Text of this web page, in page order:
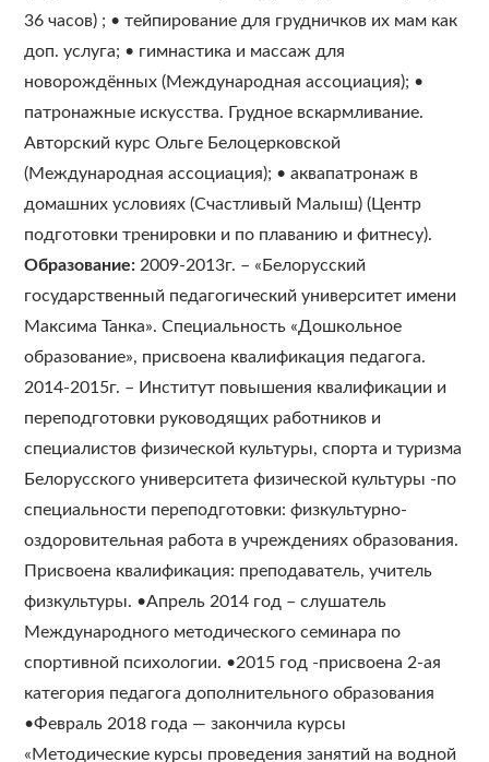
36 часов) ; • тейпирование для грудничков их мам как
доп. услуга; • гимнастика и массаж для
новорождённых (Международная ассоциация); •
патронажные искусства. Грудное вскармливание.
Авторский курс Ольге Белоцерковской
(Международная ассоциация); • аквапатронаж в
домашних условиях (Счастливый Малыш) (Центр
подготовки тренировки и по плаванию и фитнесу).
Образование: 2009-2013г. – «Белорусский
государственный педагогический университет имени
Максима Танка». Специальность «Дошкольное
образование», присвоена квалификация педагога.
2014-2015г. – Институт повышения квалификации и
переподготовки руководящих работников и
специалистов физической культуры, спорта и туризма
Белорусского университета физической культуры -по
специальности переподготовки: физкультурно-
оздоровительная работа в учреждениях образования.
Присвоена квалификация: преподаватель, учитель
физкультуры. •Апрель 2014 год – слушатель
Международного методического семинара по
спортивной психологии. •2015 год -присвоена 2-ая
категория педагога дополнительного образования
•Февраль 2018 года — закончила курсы
«Методические курсы проведения занятий на водной